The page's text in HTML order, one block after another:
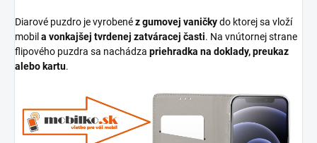
Diarové puzdro je vyrobenéz gumovej vaničkydo ktorej sa vloží
mobil a vonkajšej tvrdenej zatváracej časti. Na vnútornej strane
flipového puzdra sa nachádza priehradka na doklady, preukaz
alebo kartu.